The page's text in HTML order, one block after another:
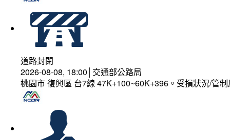
道路封閉
2026-08-08, 18:00│交通部公路局
桃園市 復興區 台7線 47K+100~60K+396。受損狀況/管